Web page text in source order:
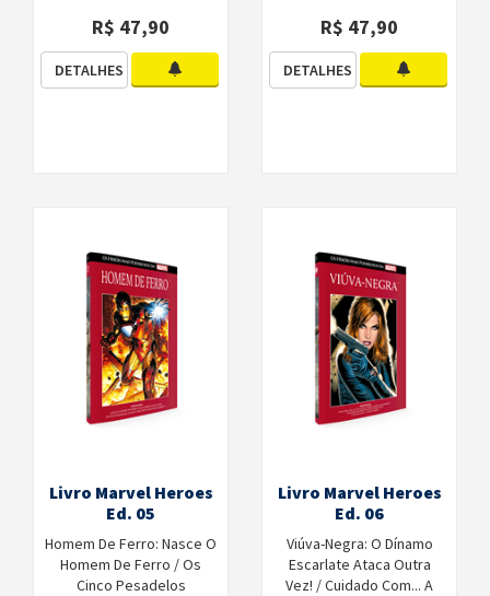
R$ 47,90
DETALHES
R$ 47,90
DETALHES
Livro Marvel Heroes
Ed. 05
Homem De Ferro: Nasce O
Homem De Ferro / Os
Cinco Pesadelos
Livro Marvel Heroes
Ed. 06
Viúva-Negra: O Dínamo
Escarlate Ataca Outra
Vez! / Cuidado Com... A